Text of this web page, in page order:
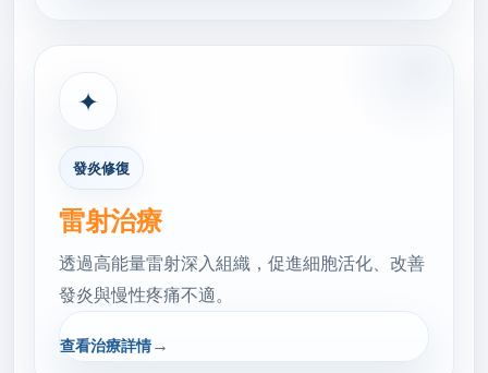
✦
發炎修復
雷射治療
透過高能量雷射深入組織，促進細胞活化、改善
發炎與慢性疼痛不適。
查看治療詳情→